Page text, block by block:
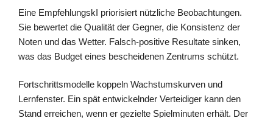
Eine EmpfehlungskI priorisiert nützliche Beobachtungen.
Sie bewertet die Qualität der Gegner, die Konsistenz der
Noten und das Wetter. Falsch-positive Resultate sinken,
was das Budget eines bescheidenen Zentrums schützt.
Fortschrittsmodelle koppeln Wachstumskurven und
Lernfenster. Ein spät entwickelnder Verteidiger kann den
Stand erreichen, wenn er gezielte Spielminuten erhält. Der